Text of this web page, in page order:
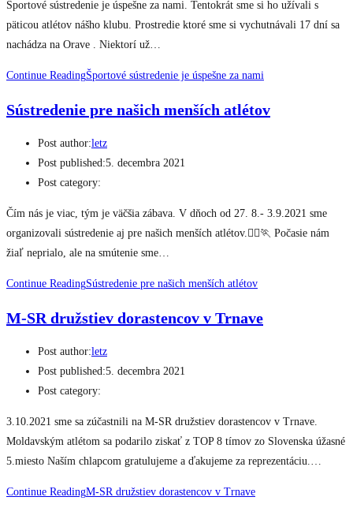
Športové sústredenie je úspešne za nami. Tentokrát sme si ho užívali s
päticou atlétov nášho klubu. Prostredie ktoré sme si vychutnávali 17 dní sa
nachádza na Orave . Niektorí už…
Continue ReadingŠportové sústredenie je úspešne za nami
Sústredenie pre našich menších atlétov
Post author:letz
Post published:5. decembra 2021
Post category:
Čím nás je viac, tým je väčšia zábava. V dňoch od 27. 8.- 3.9.2021 sme
organizovali sústredenie aj pre našich menších atlétov.🏃‍♀️🏃 Počasie nám
žiaľ neprialo, ale na smútenie sme…
Continue ReadingSústredenie pre našich menších atlétov
M-SR družstiev dorastencov v Trnave
Post author:letz
Post published:5. decembra 2021
Post category:
3.10.2021 sme sa zúčastnili na M-SR družstiev dorastencov v Trnave.
Moldavským atlétom sa podarilo ziskať z TOP 8 tímov zo Slovenska úžasné
5.miesto Naším chlapcom gratulujeme a ďakujeme za reprezentáciu.…
Continue ReadingM-SR družstiev dorastencov v Trnave